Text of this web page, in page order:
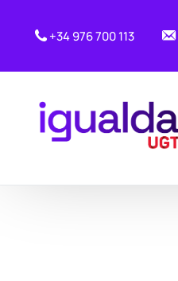
+34 976 700 113